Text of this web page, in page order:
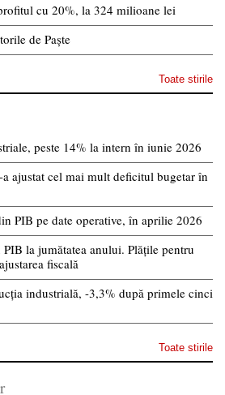
cu 20%, la 324 milioane lei
de Paște
Toate stirile
peste 14% la intern în iunie 2026
ajustat cel mai mult deficitul bugetar în
PIB pe date operative, în aprilie 2026
la jumătatea anului. Plățile pentru
fiscală
industrială, -3,3% după primele cinci
Toate stirile